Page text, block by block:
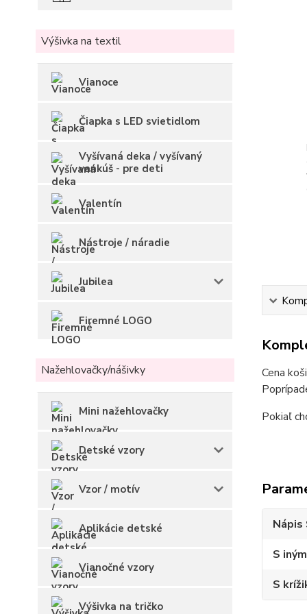
Výšivka na textil
Vianoce
Čiapka s LED svietidlom
Vyšívaná deka / vyšívaný
vankúš - pre deti
Valentín
Nástroje / náradie
Jubilea
Firemné LOGO
Nažehlovačky/nášivky
Mini nažehlovačky
Detské vzory
Vzor / motív
Aplikácie detské
Vianočné vzory
Výšivka na tričko
Cena
Pokiaľ
Nápis
S
S